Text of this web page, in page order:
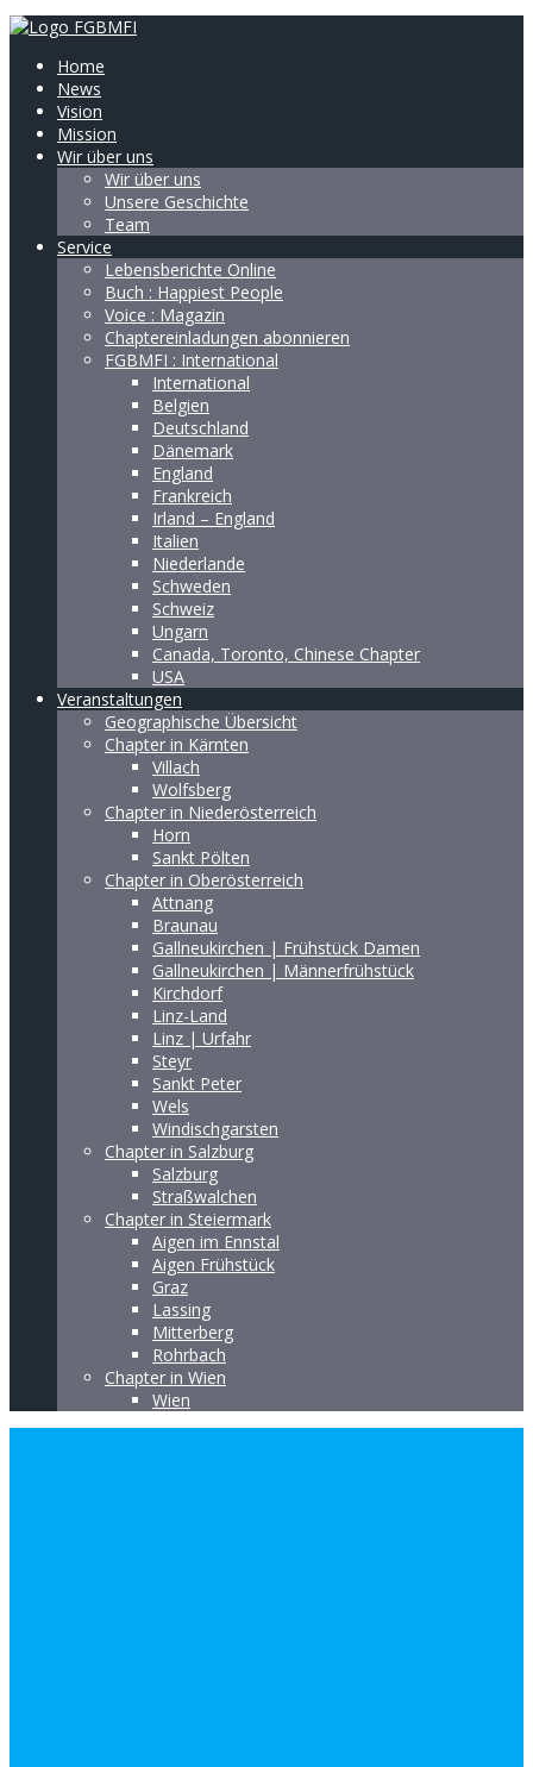
Home
News
Vision
Mission
Wir über uns
Wir über uns
Unsere Geschichte
Team
Service
Lebensberichte Online
Buch : Happiest People
Voice : Magazin
Chaptereinladungen abonnieren
FGBMFI : International
International
Belgien
Deutschland
Dänemark
England
Frankreich
Irland – England
Italien
Niederlande
Schweden
Schweiz
Ungarn
Canada, Toronto, Chinese Chapter
USA
Veranstaltungen
Geographische Übersicht
Chapter in Kärnten
Villach
Wolfsberg
Chapter in Niederösterreich
Horn
Sankt Pölten
Chapter in Oberösterreich
Attnang
Braunau
Gallneukirchen | Frühstück Damen
Gallneukirchen | Männerfrühstück
Kirchdorf
Linz-Land
Linz | Urfahr
Steyr
Sankt Peter
Wels
Windischgarsten
Chapter in Salzburg
Salzburg
Straßwalchen
Chapter in Steiermark
Aigen im Ennstal
Aigen Frühstück
Graz
Lassing
Mitterberg
Rohrbach
Chapter in Wien
Wien